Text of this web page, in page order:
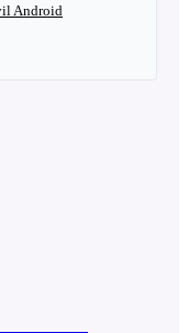
Android